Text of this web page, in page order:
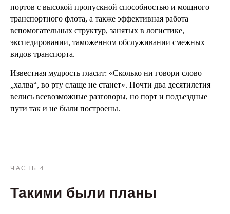
портов с высокой пропускной способностью и мощного
транспортного флота, а также эффективная работа
вспомогательных структур, занятых в логистике,
экспедировании, таможенном обслуживании смежных
видов транспорта.
Известная мудрость гласит: «Сколько ни говори слово
„халва“, во рту слаще не станет». Почти два десятилетия
велись всевозможные разговоры, но порт и подъездные
пути так и не были построены.
ЧАСТЬ 4
Такими были планы